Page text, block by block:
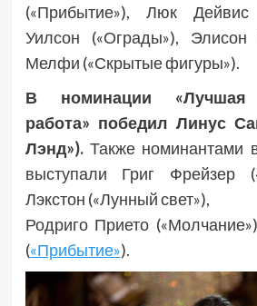
(«Прибытие»), Люк Дейвис
Уилсон («Ограды»),
Мелфи («Скрытые фигуры»).
В номинации «Лучшая
работа» победил Линус
Лэнд»). Также номинантами
выступали Григ Фрейзер
Лэкстон («Лунный свет»),
Родриго Прието
(«Прибытие»).